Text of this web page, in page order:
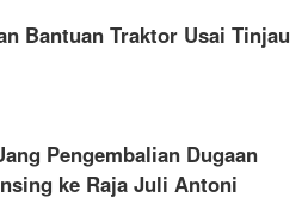
Bantuan Traktor Usai Tinjau
Pengembalian Dugaan
ke Raja Juli Antoni